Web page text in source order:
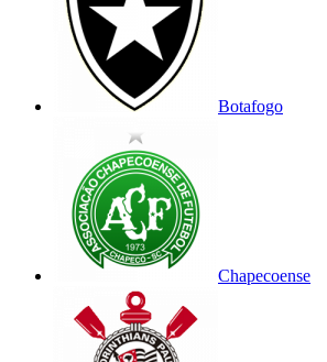
Botafogo
Chapecoense